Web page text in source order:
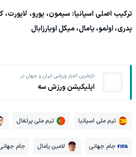
ترکیب اصلی اسپانیا: سیمون، پورو، لاپورت،
پدری، اولمو، یامال، میکل اویارزابال
تازه‌ترین اخبار ورزشی ایران و جهان در
اپلیکیشن ورزش سه
تیم ملی اسپانیا تیم ملی پرتغال
جام جهانی لامین یامال جام جهانی